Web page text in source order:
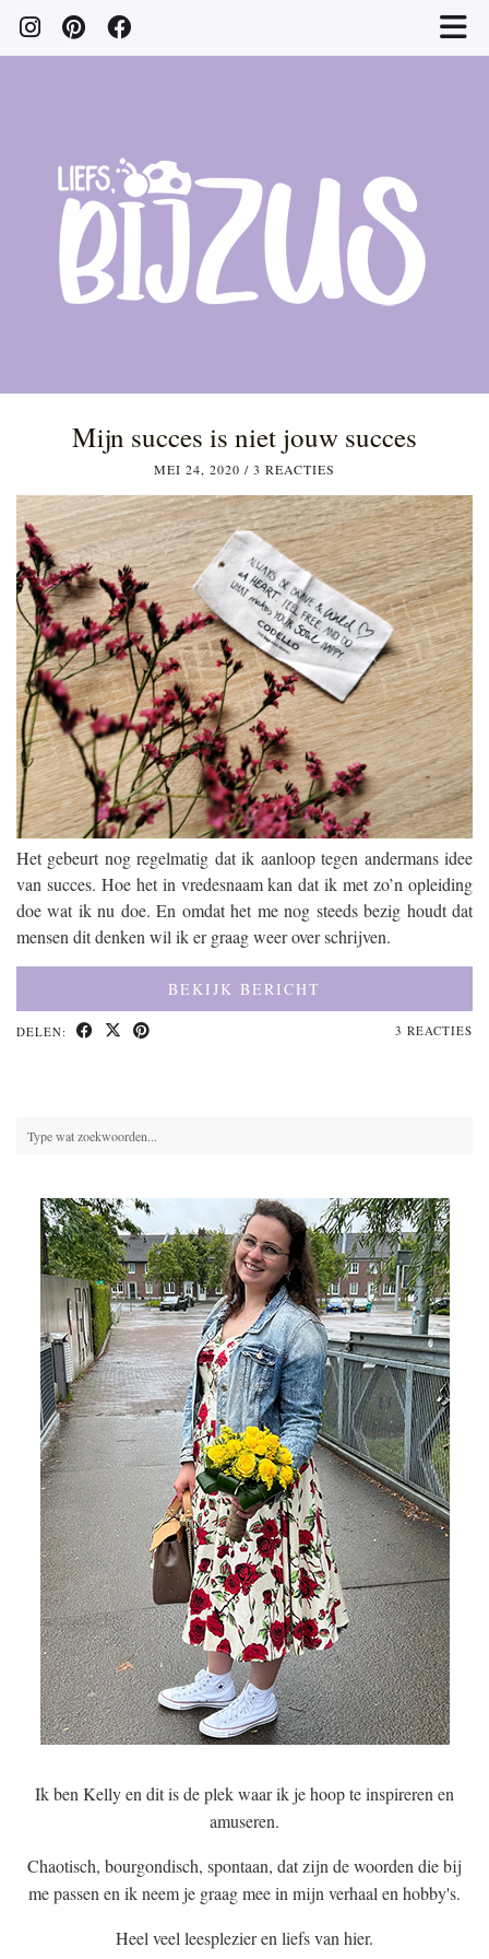
Mijn succes is niet jouw succes
MEI 24, 2020 / 3 REACTIES
Het gebeurt nog regelmatig dat ik aanloop tegen andermans idee
van succes. Hoe het in vredesnaam kan dat ik met zo’n opleiding
doe wat ik nu doe. En omdat het me nog steeds bezig houdt dat
mensen dit denken wil ik er graag weer over schrijven.
BEKIJK BERICHT
DELEN: 3 REACTIES
Ik ben Kelly en dit is de plek waar ik je hoop te inspireren en
amuseren.
Chaotisch, bourgondisch, spontaan, dat zijn de woorden die bij
me passen en ik neem je graag mee in mijn verhaal en hobby's.
Heel veel leesplezier en liefs van hier.